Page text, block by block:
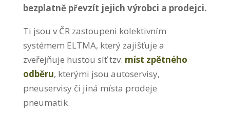
bezplatně převzít jejich výrobci a prodejci.
Ti jsou v ČR zastoupeni kolektivním
systémem ELTMA, který zajišťuje a
zveřejňuje hustou síť tzv. míst zpětného
odběru, kterými jsou autoservisy,
pneuservisy či jiná místa prodeje
pneumatik.